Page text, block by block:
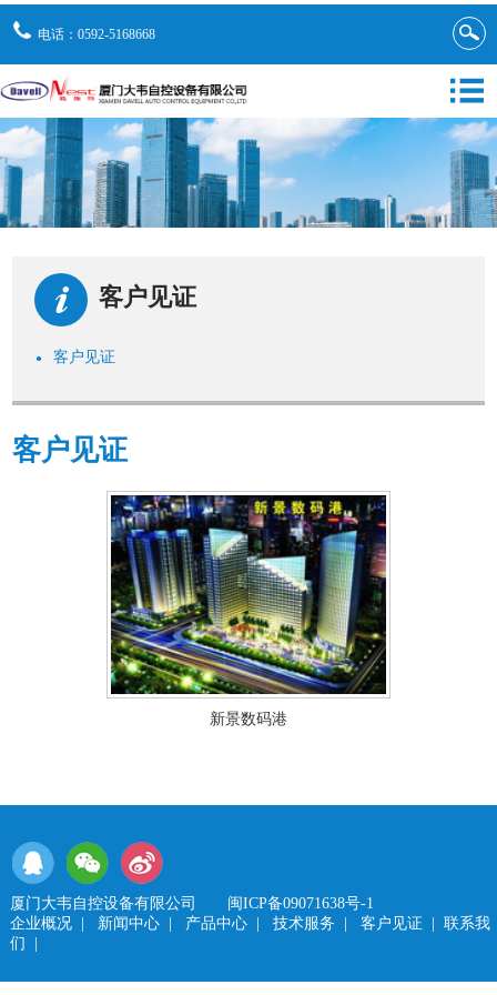
电话：0592-5168668
客户见证
● 客户见证
客户见证
新景数码港
厦门大韦自控设备有限公司 闽ICP备09071638号-1
企业概况| 新闻中心| 产品中心| 技术服务 客户见证
联系我
们